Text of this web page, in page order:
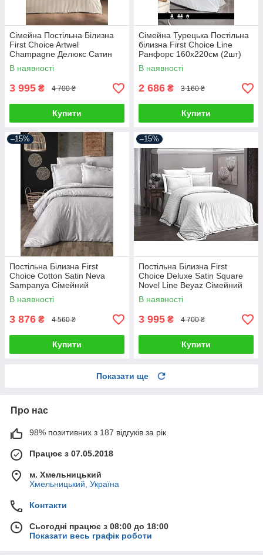
Сімейна Постільна Білизна
First Choice Artwel
Champagne Делюкс Сатин
160х220см (2 шт)
В наявності
3 995 ₴ 4 700 ₴
Купити
Сімейна Турецька Постільна
білизна First Choice Line
Ранфорс 160х220см (2шт)
В наявності
2 686 ₴ 3 160 ₴
Купити
–15%
Постільна Білизна First
Choice Cotton Satin Neva
Sampanya Сімейний
В наявності
3 876 ₴ 4 560 ₴
Купити
–15%
Постільна Білизна First
Choice Deluxe Satin Square
Novel Line Beyaz Сімейний
В наявності
3 995 ₴ 4 700 ₴
Купити
Показати ще
Про нас
98% позитивних з 187 відгуків за рік
Працює з 07.05.2018
м. Хмельницький
Хмельницький, Україна
Контакти
Сьогодні працює з 08:00 до 18:00
Показати весь графік роботи